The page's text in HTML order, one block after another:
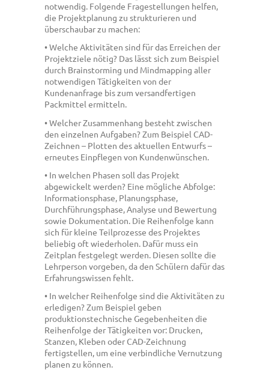
notwendig. Folgende Fragestellungen helfen,
die Projektplanung zu strukturieren und
überschaubar zu machen:
• Welche Aktivitäten sind für das Erreichen der
Projektziele nötig? Das lässt sich zum Beispiel
durch Brainstorming und Mindmapping aller
notwendigen Tätigkeiten von der
Kundenanfrage bis zum versandfertigen
Packmittel ermitteln.
• Welcher Zusammenhang besteht zwischen
den einzelnen Aufgaben? Zum Beispiel CAD-
Zeichnen – Plotten des aktuellen Entwurfs –
erneutes Einpflegen von Kundenwünschen.
• In welchen Phasen soll das Projekt
abgewickelt werden? Eine mögliche Abfolge:
Informationsphase, Planungsphase,
Durchführungsphase, Analyse und Bewertung
sowie Dokumentation. Die Reihenfolge kann
sich für kleine Teilprozesse des Projektes
beliebig oft wiederholen. Dafür muss ein
Zeitplan festgelegt werden. Diesen sollte die
Lehrperson vorgeben, da den Schülern dafür das
Erfahrungswissen fehlt.
• In welcher Reihenfolge sind die Aktivitäten zu
erledigen? Zum Beispiel geben
produktionstechnische Gegebenheiten die
Reihenfolge der Tätigkeiten vor: Drucken,
Stanzen, Kleben oder CAD-Zeichnung
fertigstellen, um eine verbindliche Vernutzung
planen zu können.